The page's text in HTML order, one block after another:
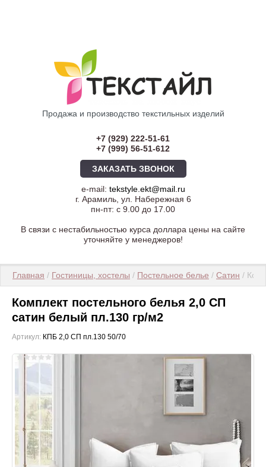
Продажа и производство текстильных изделий
+7 (929) 222-51-61
+7 (999) 56-51-612
ЗАКАЗАТЬ ЗВОНОК
e-mail: tekstyle.ekt@mail.ru
г. Арамиль, ул. Набережная 6
пн-пт: с 9.00 до 17.00
В связи с нестабильностью курса доллара цены на сайте
уточняйте у менеджеров!
Главная / Гостиницы, хостелы / Постельное белье / Сатин /
Комплект постельного белья 2,0 СП
сатин белый пл.130 гр/м2
Артикул: КПБ 2,0 СП пл.130 50/70